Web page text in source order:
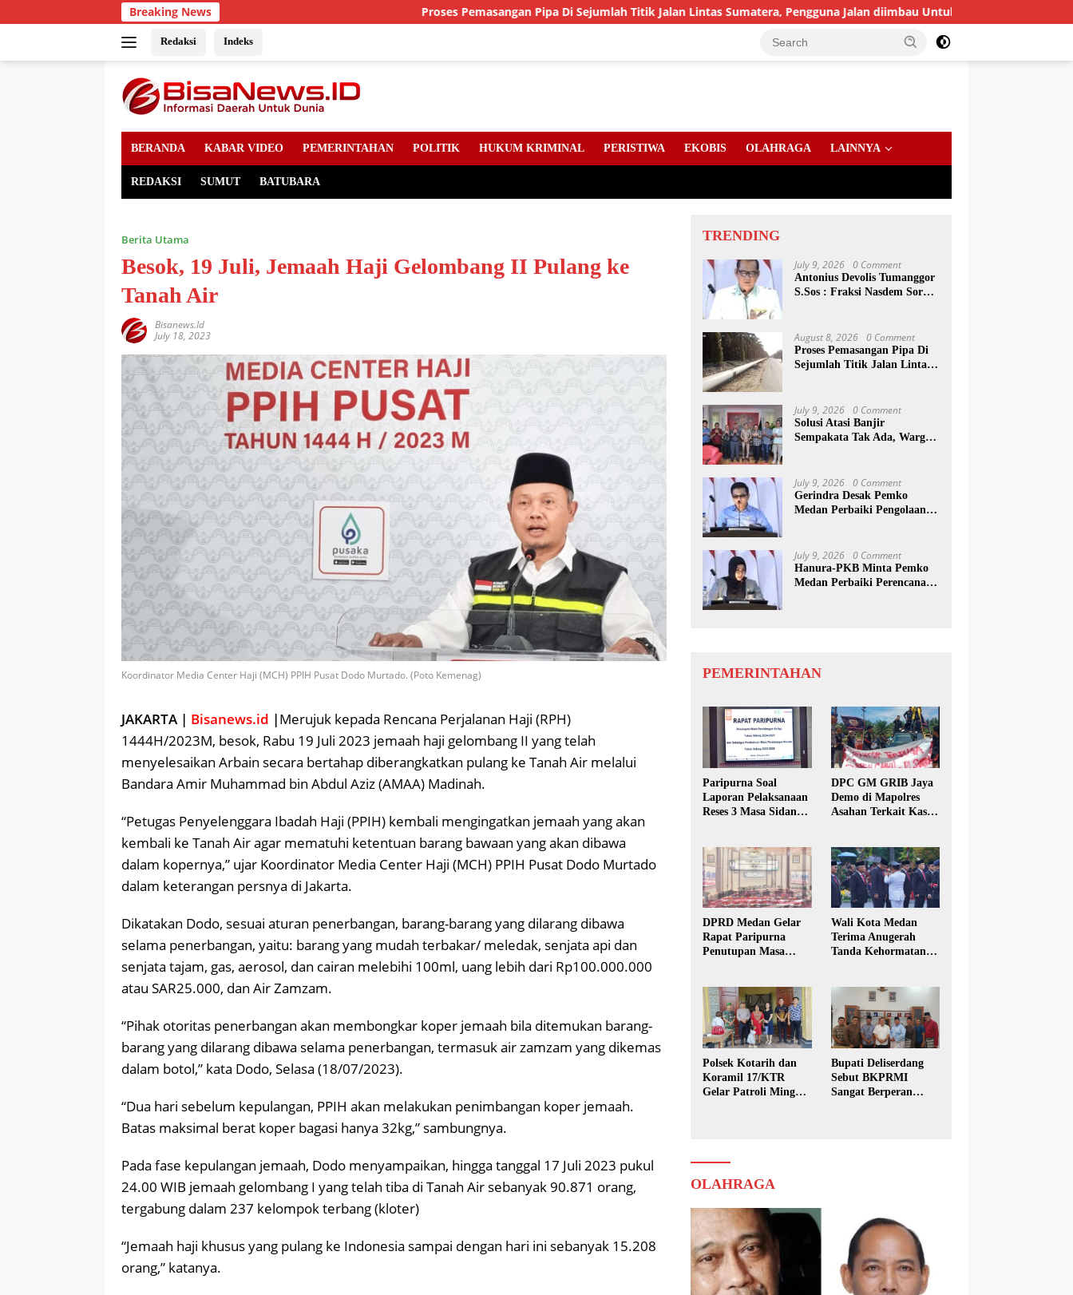
to
Breaking News Proses Pemasangan Pipa Di Sejumlah Titik Jalan Lintas Sumatera, Pengguna Jalan diimbau Untuk meningkatkan Kewaspadaan
Redaksi Indeks
BERANDA KABAR VIDEO PEMERINTAHAN POLITIK HUKUM KRIMINAL PERISTIWA EKOBIS OLAHRAGA LAINNYA
REDAKSI SUMUT BATUBARA
Berita Utama
Besok, 19 Juli, Jemaah Haji Gelombang II Pulang ke
Tanah Air
Bisanews.id
July 18, 2023
Koordinator Media Center Haji (MCH) PPIH Pusat Dodo Murtado. (Poto Kemenag)
JAKARTA | Bisanews.id |Merujuk kepada Rencana Perjalanan Haji (RPH)
1444H/2023M, besok, Rabu 19 Juli 2023 jemaah haji gelombang II yang telah
menyelesaikan Arbain secara bertahap diberangkatkan pulang ke Tanah Air melalui
Bandara Amir Muhammad bin Abdul Aziz (AMAA) Madinah.
“Petugas Penyelenggara Ibadah Haji (PPIH) kembali mengingatkan jemaah yang akan
kembali ke Tanah Air agar mematuhi ketentuan barang bawaan yang akan dibawa
dalam kopernya,” ujar Koordinator Media Center Haji (MCH) PPIH Pusat Dodo Murtado
dalam keterangan persnya di Jakarta.
Dikatakan Dodo, sesuai aturan penerbangan, barang-barang yang dilarang dibawa
selama penerbangan, yaitu: barang yang mudah terbakar/ meledak, senjata api dan
senjata tajam, gas, aerosol, dan cairan melebihi 100ml, uang lebih dari Rp100.000.000
atau SAR25.000, dan Air Zamzam.
“Pihak otoritas penerbangan akan membongkar koper jemaah bila ditemukan barang-
barang yang dilarang dibawa selama penerbangan, termasuk air zamzam yang dikemas
dalam botol,” kata Dodo, Selasa (18/07/2023).
“Dua hari sebelum kepulangan, PPIH akan melakukan penimbangan koper jemaah.
Batas maksimal berat koper bagasi hanya 32kg,” sambungnya.
Pada fase kepulangan jemaah, Dodo menyampaikan, hingga tanggal 17 Juli 2023 pukul
24.00 WIB jemaah gelombang I yang telah tiba di Tanah Air sebanyak 90.871 orang,
tergabung dalam 237 kelompok terbang (kloter)
“Jemaah haji khusus yang pulang ke Indonesia sampai dengan hari ini sebanyak 15.208
orang,” katanya.
TRENDING
July 9, 2026 0 Comment
Antonius Devolis Tumanggor
S.Sos : Fraksi Nasdem Soroti
August 8, 2026 0 Comment
Proses Pemasangan Pipa Di
Sejumlah Titik Jalan Lintas
meningkatkan Kewaspadaan
July 9, 2026 0 Comment
Solusi Atasi Banjir
Sempakata Tak Ada, Warga
July 9, 2026 0 Comment
Gerindra Desak Pemko
Medan Perbaiki Pengolaan
July 9, 2026 0 Comment
Hanura-PKB Minta Pemko
Medan Perbaiki Perencanaan
PEMERINTAHAN
Paripurna Soal
Laporan Pelaksanaan
Reses 3 Masa Sidang
DPC GM GRIB Jaya
Demo di Mapolres
Asahan Terkait Kasus
DPRD Medan Gelar
Rapat Paripurna
Penutupan Masa
Wali Kota Medan
Terima Anugerah
Tanda Kehormatan
Polsek Kotarih dan
Koramil 17/KTR
Gelar Patroli Minggu
Bupati Deliserdang
Sebut BKPRMI
Sangat Berperan
OLAHRAGA